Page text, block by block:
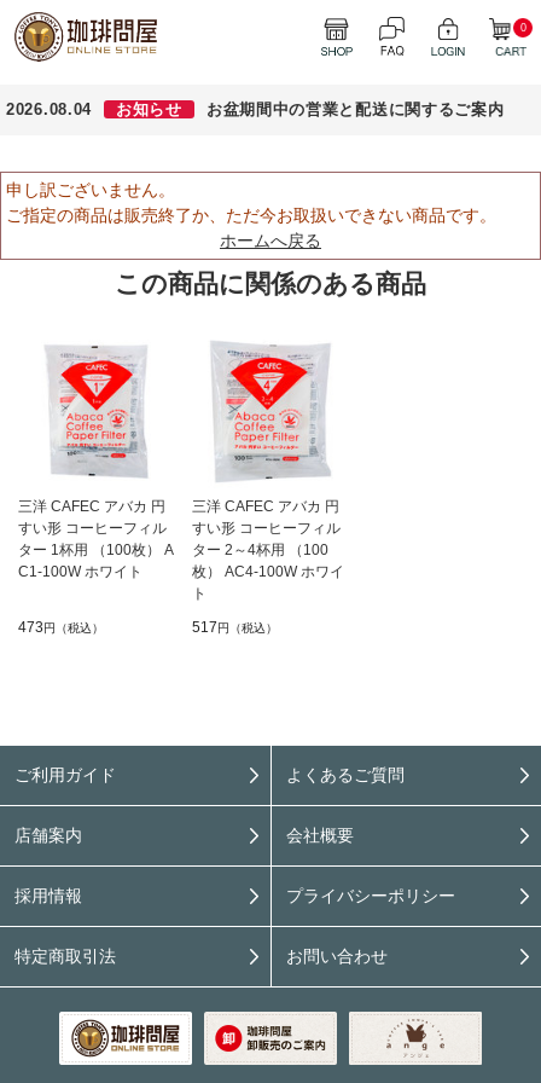
0
2026.08.04 お知らせ お盆期間中の営業と配送に関するご案内
申し訳ございません。
ご指定の商品は販売終了か、ただ今お取扱いできない商品です。
ホームへ戻る
この商品に関係のある商品
三洋 CAFEC アバカ 円
すい形 コーヒーフィル
ター 1杯用 （100枚） A
C1-100W ホワイト
473円（税込）
三洋 CAFEC アバカ 円
すい形 コーヒーフィル
ター 2～4杯用 （100
枚） AC4-100W ホワイ
ト
517円（税込）
ご利用ガイド よくあるご質問
店舗案内 会社概要
採用情報 プライバシーポリシー
特定商取引法 お問い合わせ